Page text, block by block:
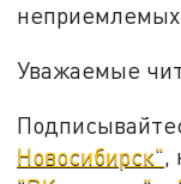
Уважаемые
Новосибирск"